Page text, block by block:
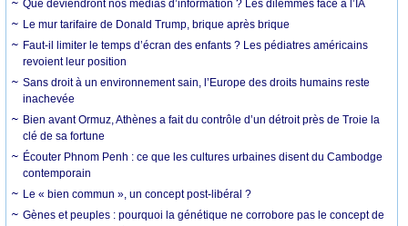
Que deviendront nos médias d’information ? Les dilemmes face à l’IA
Le mur tarifaire de Donald Trump, brique après brique
Faut-il limiter le temps d’écran des enfants ? Les pédiatres américains
revoient leur position
Sans droit à un environnement sain, l’Europe des droits humains reste
inachevée
Bien avant Ormuz, Athènes a fait du contrôle d’un détroit près de Troie la
clé de sa fortune
Écouter Phnom Penh : ce que les cultures urbaines disent du Cambodge
contemporain
Le « bien commun », un concept post-libéral ?
Gènes et peuples : pourquoi la génétique ne corrobore pas le concept de